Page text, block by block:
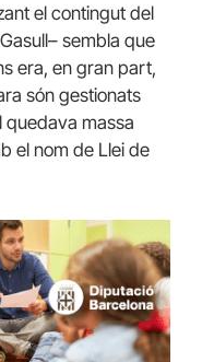
el contingut del
sembla que
era, en gran part,
són gestionats
quedava massa
el nom de Llei de